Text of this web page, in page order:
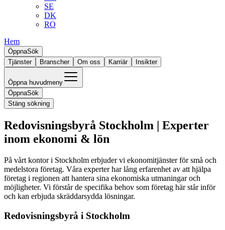
SE
DK
RO
Hem
ÖppnaSök
Tjänster
Branscher Om oss Karriär Insikter
Öppna huvudmeny
ÖppnaSök
Stäng sökning
Redovisningsbyrå Stockholm | Experter
inom ekonomi & lön
På vårt kontor i Stockholm erbjuder vi ekonomitjänster för små och
medelstora företag. Våra experter har lång erfarenhet av att hjälpa
företag i regionen att hantera sina ekonomiska utmaningar och
möjligheter. Vi förstår de specifika behov som företag här står inför
och kan erbjuda skräddarsydda lösningar.
Redovisningsbyrå i Stockholm